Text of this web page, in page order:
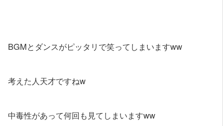
BGMとダンスがピッタリで笑ってしまいますww
考えた人天才ですねw
中毒性があって何回も見てしまいますww